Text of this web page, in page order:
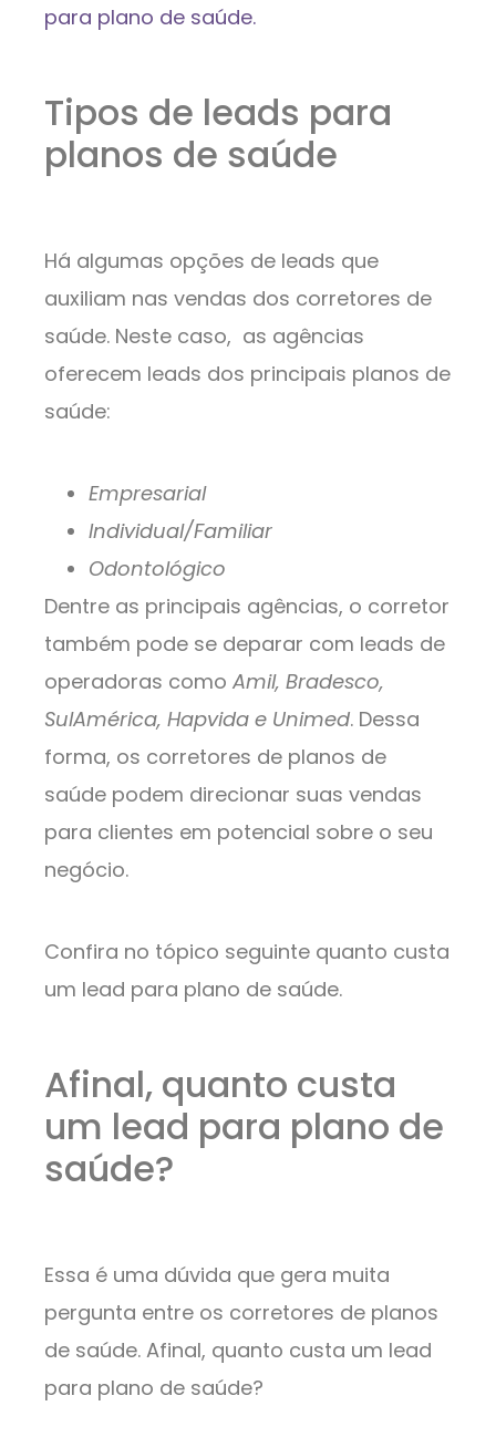
para plano de saúde.
Tipos de leads para
planos de saúde
Há algumas opções de leads que
auxiliam nas vendas dos corretores de
saúde. Neste caso, as agências
oferecem leads dos principais planos de
saúde:
Empresarial
Individual/Familiar
Odontológico
Dentre as principais agências, o corretor
também pode se deparar com leads de
operadoras como Amil, Bradesco,
SulAmérica, Hapvida e Unimed. Dessa
forma, os corretores de planos de
saúde podem direcionar suas vendas
para clientes em potencial sobre o seu
negócio.
Confira no tópico seguinte quanto custa
um lead para plano de saúde.
Afinal, quanto custa
um lead para plano de
saúde?
Essa é uma dúvida que gera muita
pergunta entre os corretores de planos
de saúde. Afinal, quanto custa um lead
para plano de saúde?